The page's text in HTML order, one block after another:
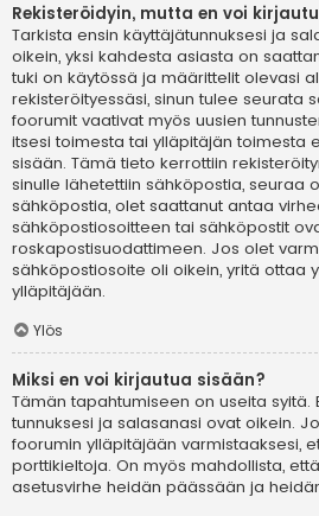
Rekisteröidyin, mutta en voi
Tarkista ensin käyttäjätunnuksesi ja
oikein, yksi kahdesta asiasta on
tuki on käytössä ja määrittelit olevasi
rekisteröityessäsi, sinun tulee seurata
foorumit vaativat myös uusien
itsesi toimesta tai ylläpitäjän toimesta
sisään. Tämä tieto kerrottiin
sinulle lähetettiin sähköpostia, seuraa
sähköpostia, olet saattanut antaa
sähköpostiosoitteen tai sähköpostit
roskapostisuodattimeen. Jos olet
sähköpostiosoite oli oikein, yritä ottaa
ylläpitäjään.
Ylös
Miksi en voi kirjautua sisään?
Tämän tapahtumiseen on useita syitä.
tunnuksesi ja salasanasi ovat oikein.
foorumin ylläpitäjään varmistaaksesi,
porttikieltoja. On myös mahdollista,
asetusvirhe heidän päässään ja